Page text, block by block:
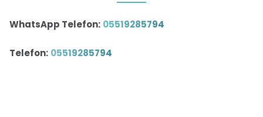
WhatsApp Telefon: 05519285794
Telefon: 05519285794